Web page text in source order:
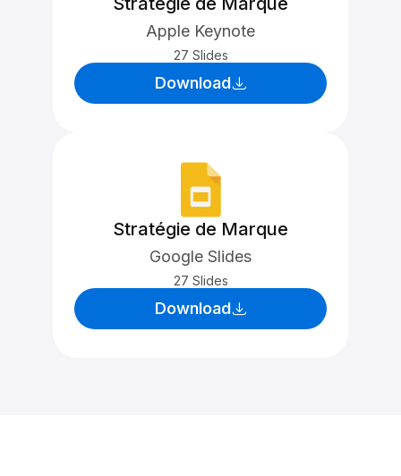
Apple Keynote
27 Slides
Download
Stratégie de Marque
Google Slides
27 Slides
Download